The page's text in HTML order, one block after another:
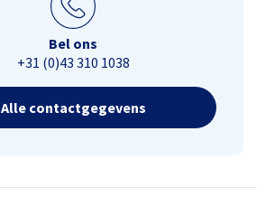
Bel ons
+31 (0)43 310 1038
Alle contactgegevens